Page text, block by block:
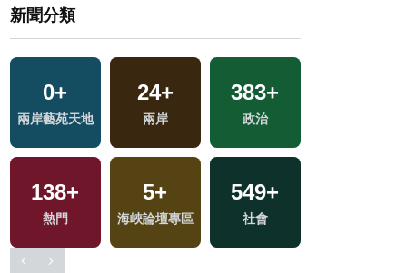
新聞分類
0+
兩岸藝苑天地
24+
兩岸
383+
政治
138+
熱門
5+
海峽論壇專區
549+
社會